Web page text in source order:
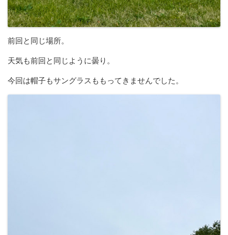
前回と同じ場所。
天気も前回と同じように曇り。
今回は帽子もサングラスももってきませんでした。